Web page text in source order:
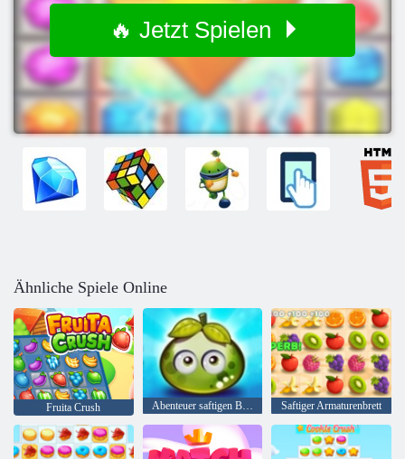
🔥 Jetzt Spielen
Ähnliche Spiele Online
Fruita Crush Abenteuer saftigen Beeren Saftiger Armaturenbrett